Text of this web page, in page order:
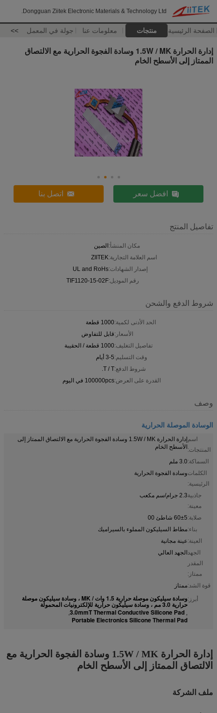
Dongguan Ziitek Electronic Materials & Technology Ltd.
الصفحة الرئيسية منتجات معلومات عنا جولة في المعمل >>
إدارة الحرارة 1.5W / MK وسادة الفجوة الحرارية مع الالتصاق
الممتاز إلى الأسطح الخام
افضل سعر اتصل بنا
تفاصيل المنتج
مكان المنشأ:الصين
اسم العلامة التجارية:ZIITEK
إصدار الشهادات:UL and RoHs
رقم الموديل:TIF1120-15-02F
شروط الدفع والشحن
الحد الأدنى لكمية:1000 قطعة
الأسعار:قابل للتفاوض
تفاصيل التغليف:1000 قطعة / الحقيبة
وقت التسليم:3-5 أيام
شروط الدفع:T / T.
القدرة على العرض:100000pcs في اليوم
وصف
الوسادة الموصلة الحرارية
اسم
المنتجات:
إدارة الحرارة 1.5W / MK وسادة الفجوة الحرارية مع الالتصاق الممتاز إلى
الأسطح الخام
السماكة:3.0 ملم
الكلمات
الرئيسية:
وسادة الفجوة الحرارية
جاذبية
معينة:
2.3 جرام/سم مكعب
صلابة:60±5 شاطئ 00
بناء:مطاط السيليكون المملوء بالسيراميك
العينة:عينة مجانية
الجهد
المقدر
ممتاز:
الجهد العالي
قوة الشد:ممتاز
أبرز:
وسادة سيليكون موصلة حرارية 1.5 وات / MK ، وسادة سيليكون موصلة
حرارية 3.0 مم ، وسادة سيليكون حرارية للإلكترونيات المحمولة
,
3.0mmT Thermal Conductive Silicone Pad
,
Portable Electronics Silicone Thermal Pad
إدارة الحرارة 1.5W / MK وسادة الفجوة الحرارية مع
الالتصاق الممتاز إلى الأسطح الخام
ملف الشركة